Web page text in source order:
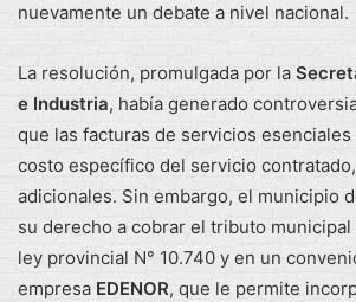
nuevamente un debate a nivel nacional.
La resolución, promulgada por la
e Industria, había generado
que las facturas de servicios
costo específico del servicio
adicionales. Sin embargo, el municipio
su derecho a cobrar el tributo municipal
ley provincial N° 10.740 y en un
empresa EDENOR, que le permite